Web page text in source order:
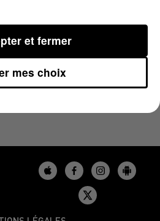
mes choix
et fermer